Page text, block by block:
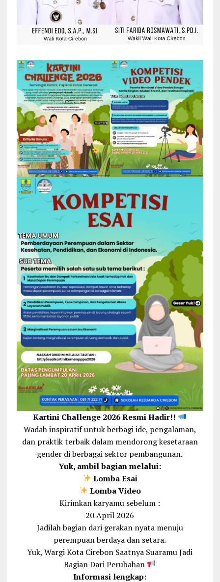
Kartini Challenge 2026 Resmi Hadir!!
Wadah inspiratif untuk berbagi ide, pengalaman,
dan praktik terbaik dalam mendorong kesetaraan
gender di berbagai sektor pembangunan.
Yuk, ambil bagian melalui:
Lomba Esai
Lomba Video
Kirimkan karyamu sebelum :
20 April 2026
Jadilah bagian dari gerakan nyata menuju
perempuan berdaya dan setara.
Yuk, Wargi Kota Cirebon Saatnya Suaramu Jadi
Bagian Dari Perubahan
Informasi lengkap: